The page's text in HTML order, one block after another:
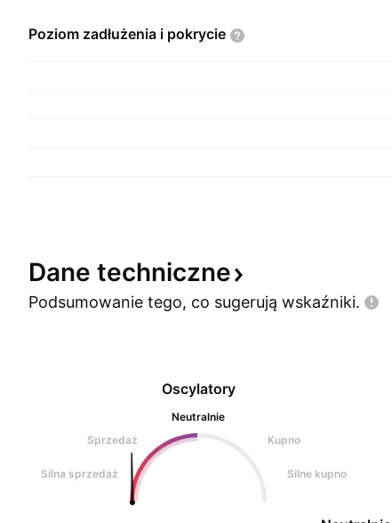
Poziom zadłużenia i pokrycie
Dane techniczne
Podsumowanie tego, co sugerują wskaźniki.
Oscylatory
Neutralnie
Sprzedaż
Kupno
Silna sprzedaż Silne kupno